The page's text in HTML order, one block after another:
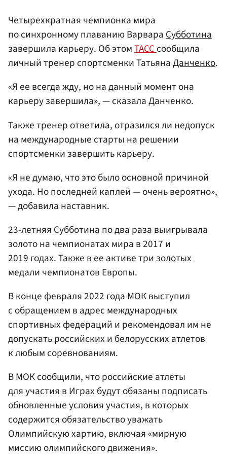
Четырехкратная чемпионка мира
по синхронному плаванию ВарвараСубботина
завершила карьеру. Об этомТАССсообщила
личный тренер спортсменки ТатьянаДанченко.
«Я ее всегда жду, но на данный момент она
карьеру завершила», — сказала Данченко.
Также тренер ответила, отразился ли недопуск
на международные старты на решении
спортсменки завершить карьеру.
«Я не думаю, что это было основной причиной
ухода. Но последней каплей — очень вероятно»,
— добавила наставник.
23-летняя Субботина по два раза выигрывала
золото на чемпионатах мира в 2017 и
2019 годах. Также в ее активе три золотых
медали чемпионатов Европы.
В конце февраля 2022 года МОК выступил
с обращением в адрес международных
спортивных федераций и рекомендовал им не
допускать российских и белорусских атлетов
к любым соревнованиям.
В МОК сообщили, что российские атлеты
для участия в Играх будут обязаны подписать
обновленные условия участия, в которых
содержится обязательство уважать
Олимпийскую хартию, включая «мирную
миссию олимпийского движения».